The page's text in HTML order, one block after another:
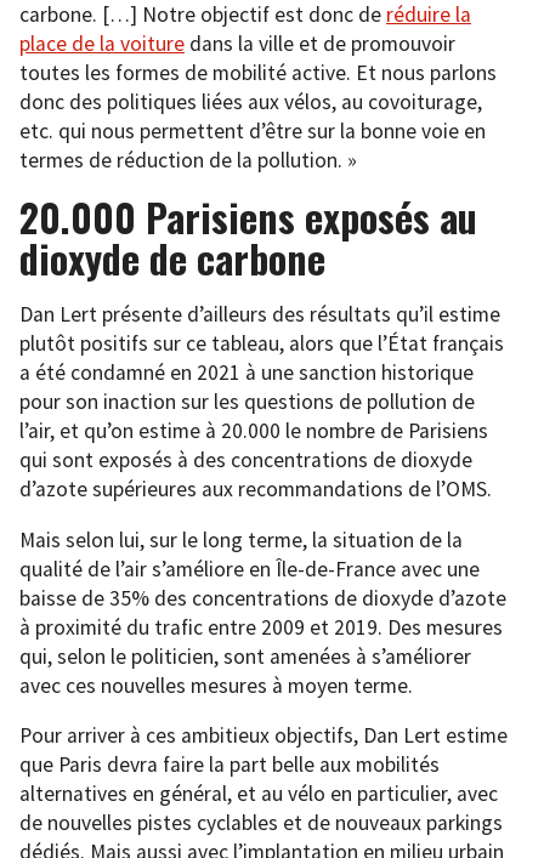
carbone. […] Notre objectif est donc de réduire la
place de la voiture dans la ville et de promouvoir
toutes les formes de mobilité active. Et nous parlons
donc des politiques liées aux vélos, au covoiturage,
etc. qui nous permettent d’être sur la bonne voie en
termes de réduction de la pollution. »
20.000 Parisiens exposés au
dioxyde de carbone
Dan Lert présente d’ailleurs des résultats qu’il estime
plutôt positifs sur ce tableau, alors que l’État français
a été condamné en 2021 à une sanction historique
pour son inaction sur les questions de pollution de
l’air, et qu’on estime à 20.000 le nombre de Parisiens
qui sont exposés à des concentrations de dioxyde
d’azote supérieures aux recommandations de l’OMS.
Mais selon lui, sur le long terme, la situation de la
qualité de l’air s’améliore en Île-de-France avec une
baisse de 35% des concentrations de dioxyde d’azote
à proximité du trafic entre 2009 et 2019. Des mesures
qui, selon le politicien, sont amenées à s’améliorer
avec ces nouvelles mesures à moyen terme.
Pour arriver à ces ambitieux objectifs, Dan Lert estime
que Paris devra faire la part belle aux mobilités
alternatives en général, et au vélo en particulier, avec
de nouvelles pistes cyclables et de nouveaux parkings
dédiés. Mais aussi avec l’implantation en milieu urbain